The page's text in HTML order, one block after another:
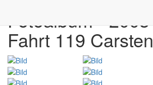
Fotoalbum - 2003
Fahrt 119 Carsten